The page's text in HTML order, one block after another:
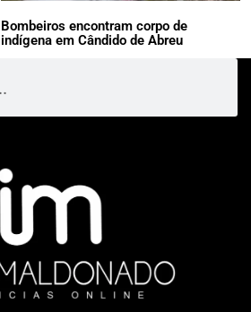
Bombeiros encontram corpo de
indígena em Cândido de Abreu